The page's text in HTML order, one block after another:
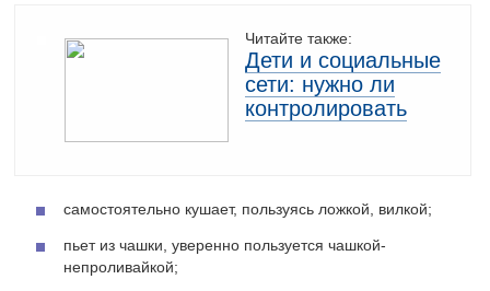
Читайте также:
Дети и социальные
сети: нужно ли
контролировать
самостоятельно кушает, пользуясь ложкой, вилкой;
пьет из чашки, уверенно пользуется чашкой-
непроливайкой;